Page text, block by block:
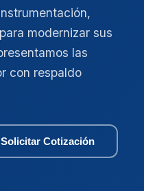
modernizar sus
las
con respaldo
Solicitar Cotización